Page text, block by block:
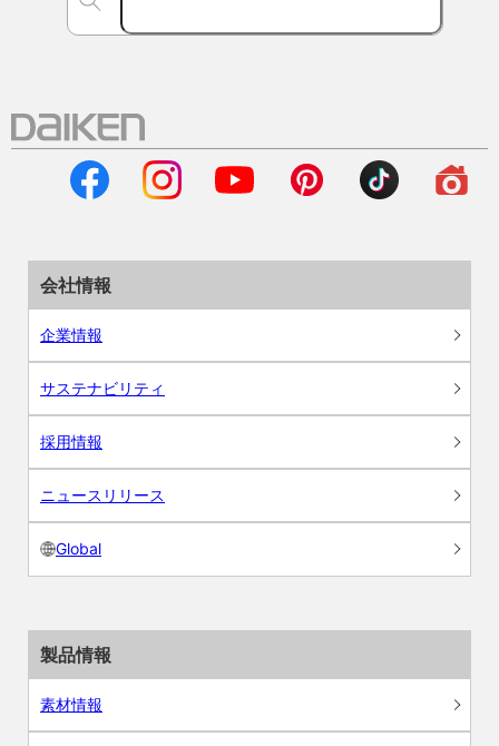
会社情報
企業情報
サステナビリティ
採用情報
ニュースリリース
Global
製品情報
素材情報